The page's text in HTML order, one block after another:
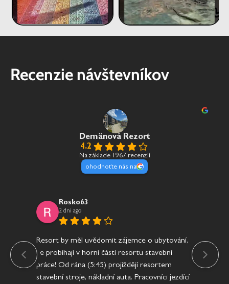
Recenzie návštevníkov
Demänová Rezort
4.2
Na základe 1967 recenzií
ohodnoťte nás na
Rosko63
2 dni ago
Resort by měl uvědomit zájemce o ubytování,
že probíhají v horní části resortu stavební
práce! Od rána (5:45) projíždějí resortem
stavební stroje, nákladní auta. Pracovníci jezdící